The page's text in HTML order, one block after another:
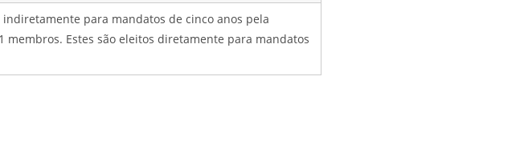
para mandatos de cinco anos pela
membros. Estes são eleitos diretamente para mandatos